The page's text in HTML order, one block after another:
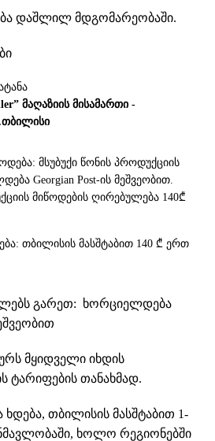
დაშლილ მდგომარეობაში.
მაღაზიის მისამართი -
მსუბუქი წონის პროდუქციის
Georgian Post-ის მეშვეობით.
მიწოდების ღირებულება 140₾
თბილისის მასშტაბით 140 ₾ ერთ
გარეთ: ხორციელდება
მყიდველი იხდის
ტარიფების თანახმად.
თბილისის მასშტაბით 1-
ხოლო რეგიონებში